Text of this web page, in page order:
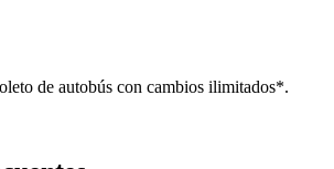
de autobús con cambios ilimitados*.